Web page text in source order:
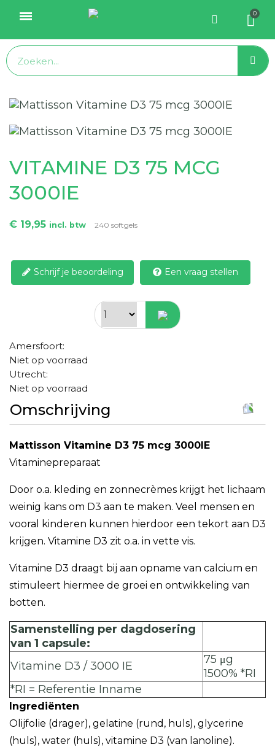
VITAMINE D3 75 MCG
3000IE
€ 19,95 incl. btw 240 softgels
Schrijf je beoordeling Een vraag stellen
Amersfoort:
Niet op voorraad
Utrecht:
Niet op voorraad
Omschrijving
Mattisson Vitamine D3 75 mcg 3000IE
Vitaminepreparaat
Door o.a. kleding en zonnecrèmes krijgt het lichaam
weinig kans om D3 aan te maken. Veel mensen en
vooral kinderen kunnen hierdoor een tekort aan D3
krijgen. Vitamine D3 zit o.a. in vette vis.
Vitamine D3 draagt bij aan opname van calcium en
stimuleert hiermee de groei en ontwikkeling van
botten.
Samenstelling per dagdosering
van 1 capsule:
Vitamine D3 / 3000 IE
75 μg
1500% *RI
*RI = Referentie Inname
Ingrediënten
Olijfolie (drager), gelatine (rund, huls), glycerine
(huls), water (huls), vitamine D3 (van lanoline).